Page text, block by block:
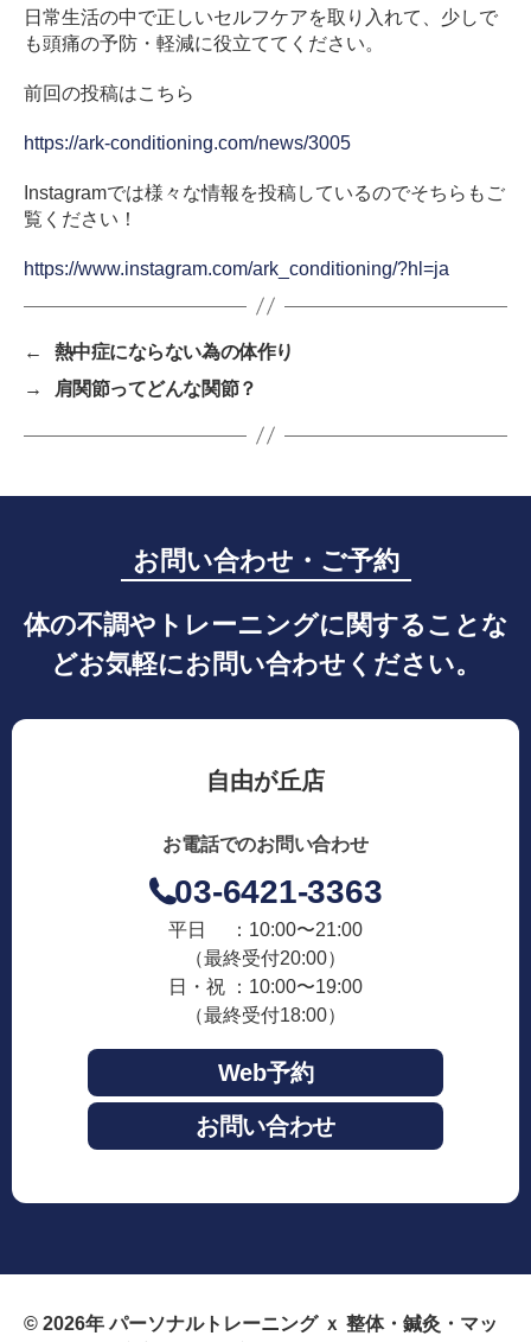
日常生活の中で正しいセルフケアを取り入れて、少しで
も頭痛の予防・軽減に役立ててください。
前回の投稿はこちら
https://ark-conditioning.com/news/3005
Instagramでは様々な情報を投稿しているのでそちらもご
覧ください！
https://www.instagram.com/ark_conditioning/?hl=ja
←
熱中症にならない為の体作り
→
肩関節ってどんな関節？
お問い合わせ・ご予約
体の不調やトレーニングに関することな
どお気軽にお問い合わせください。
自由が丘店
お電話でのお問い合わせ
03-6421-3363
平日 ：10:00〜21:00
（最終受付20:00）
日・祝 ：10:00〜19:00
（最終受付18:00）
Web予約
お問い合わせ
© 2026年パーソナルトレーニング ｘ 整体・鍼灸・マッ